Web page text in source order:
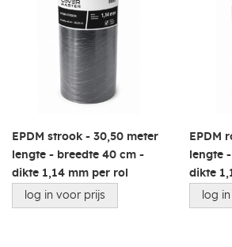
EPDM strook - 30,50 meter
lengte - breedte 40 cm -
dikte 1,14 mm per rol
log in voor prijs
EPDM
lengte
dikte
log